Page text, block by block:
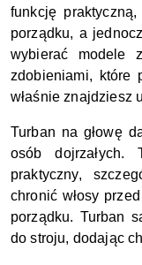
funkcję
porządku, a
wybierać modele
zdobieniami, które
właśnie znajdziesz
Turban na głowę
osób
praktyczny,
chronić włosy
porządku. Turban
do stroju, dodając